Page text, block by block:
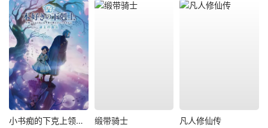
小书痴的下克上领主的养女 缎带骑士 凡人修仙传